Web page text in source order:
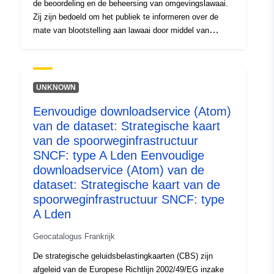
de beoordeling en de beheersing van omgevingslawaai.
Zij zijn bedoeld om het publiek te informeren over de
mate van blootstelling aan lawaai door middel van
aan lawaai blootgestelde gebieden, genaamd „type A-
kaart”, in Lden (niveau overdag ’s avonds nacht, dag-
kaarten tonen de aan lawaai blootgestelde gebieden met
isofooncurves variërend van 55 dB (A) tot 75 dB (A) en
hoger met 5 dB(A). Het CBS voor grote
spoorweginfrastructuur, met een jaarlijks
verkeersvolume van meer dan 30.000 treinovergangen,
tegen de uiterste datum van de Val-d’Oise, is
goedgekeurd bij prefectuurbesluit van 5 december 2018.
Ze moeten om de vijf jaar opnieuw worden beoordeeld.
UNKNOWN
Eenvoudige downloadservice (Atom)
van de dataset: Strategische kaart
van de spoorweginfrastructuur
SNCF: type A Lden Eenvoudige
downloadservice (Atom) van de
dataset: Strategische kaart van de
spoorweginfrastructuur SNCF: type
A Lden
Geocatalogus Frankrijk
De strategische geluidsbelastingkaarten (CBS) zijn
afgeleid van de Europese Richtlijn 2002/49/EG inzake